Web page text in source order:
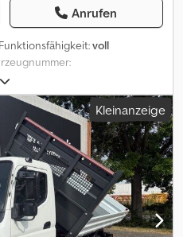
Anrufen
voll
2021, Kraftstofftyp:Diesel,
205/75 17,5
, Achsabstand:
Retarder, Farbe:Weiß
mechanisch, Anzahl der
der Sitzplätze:3, Gesamtbreite:
mm, Laderaumbreite:2.200 mm,
Anhängerkupplung,
Stabilitätsprogramm
Kleinanzeige